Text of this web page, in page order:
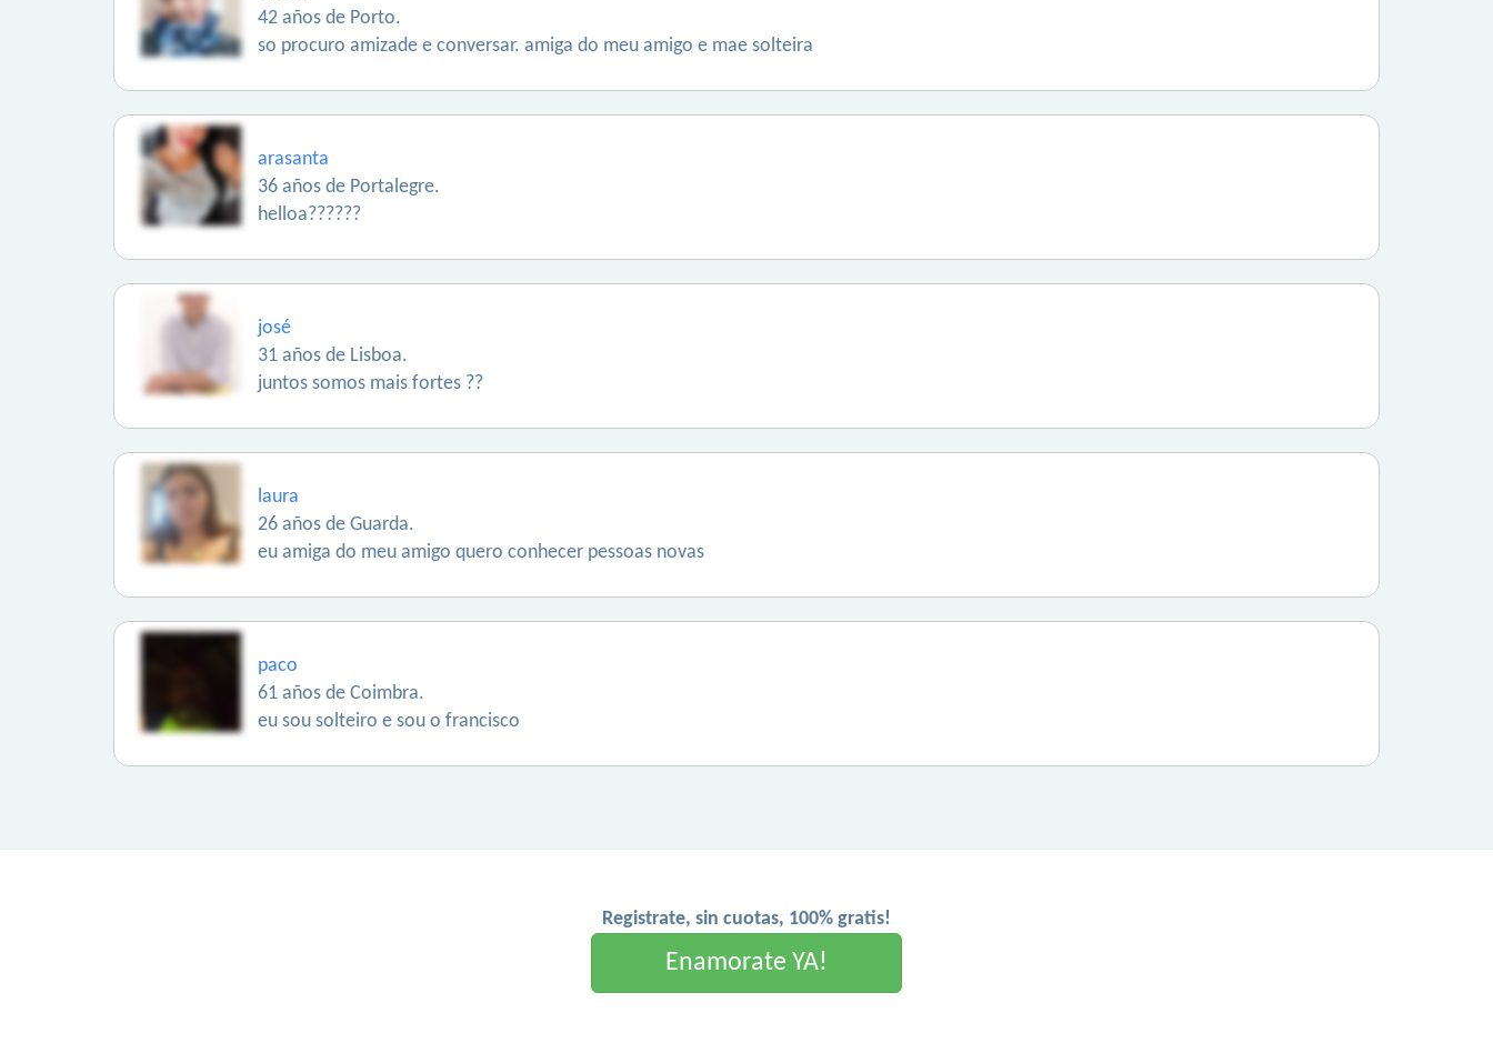
42 años de Porto.
so procuro amizade e conversar. amiga do meu amigo e mae solteira
arasanta
36 años de Portalegre.
helloa??????
josé
31 años de Lisboa.
juntos somos mais fortes ??
laura
26 años de Guarda.
eu amiga do meu amigo quero conhecer pessoas novas
paco
61 años de Coimbra.
eu sou solteiro e sou o francisco
Registrate, sin cuotas, 100% gratis!
Enamorate YA!